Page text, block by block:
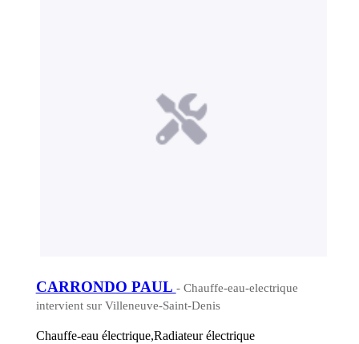
CARRONDO PAUL - Chauffe-eau-electrique
intervient sur Villeneuve-Saint-Denis
Chauffe-eau électrique,Radiateur électrique